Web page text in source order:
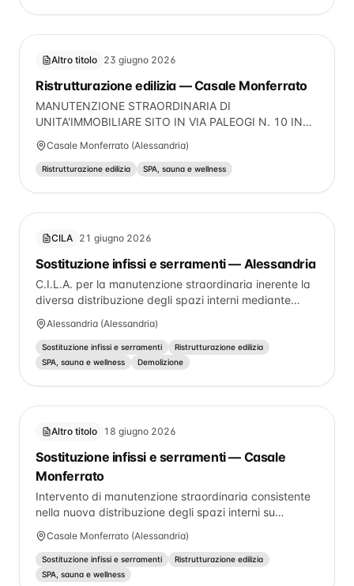
PAVIMENTAZIONI E RIVESTIMENTI ESISTENTI.
RIMOZIONE E RIPRISTINO IMPIANTI A NORMA DI
PER CONDIZIONAMENTO LOCALI. SOSTITUZIONE
SERRAMENTI ESTERNI.
Altro titolo 23 giugno 2026
Ristrutturazione edilizia — Casale Monferrato
MANUTENZIONE STRAORDINARIA DI
UNITA'IMMOBILIARE SITO IN VIA PALEOGI N. 10 IN
COMUNE DI CASALE MONFERRATO. L'INTERVENTO
CONSISTE IN UNA DIVERSA DISTRIBUZIONE DEGLI
SPAZI INTERNI, SENZA MODIFICHE DI SAGOMA E
QUINDI ALL'INTERNO DELLA STESSA CATEGORIA
CATASTALE.
Casale Monferrato (Alessandria)
Ristrutturazione edilizia SPA, sauna e wellness
CILA 21 giugno 2026
Sostituzione infissi e serramenti — Alessandria
C.I.L.A. per la manutenzione straordinaria inerente la
diversa distribuzione degli spazi interni mediante
demolizione/ricostruzione di tavolati e rifacimento del
servizio igienico, con conseguente modifica
dell'assetto planimetrico, presso l'immobile di
proprietà della Sig.ra Marina BARBIERATO e sito in
Alessandria (Alessandria)
Sostituzione infissi e serramenti
Ristrutturazione edilizia
SPA, sauna e wellness
Demolizione
Altro titolo 18 giugno 2026
Sostituzione infissi e serramenti — Casale
Monferrato
Intervento di manutenzione straordinaria consistente
nella nuova distribuzione degli spazi interni su
immobile sito in Via Savio n14 Casale M.to. Variante di
completamento alla C.I.L.A. n. 321/2025 del
31/10/2025
Casale Monferrato (Alessandria)
Sostituzione infissi e serramenti
Ristrutturazione edilizia
SPA, sauna e wellness